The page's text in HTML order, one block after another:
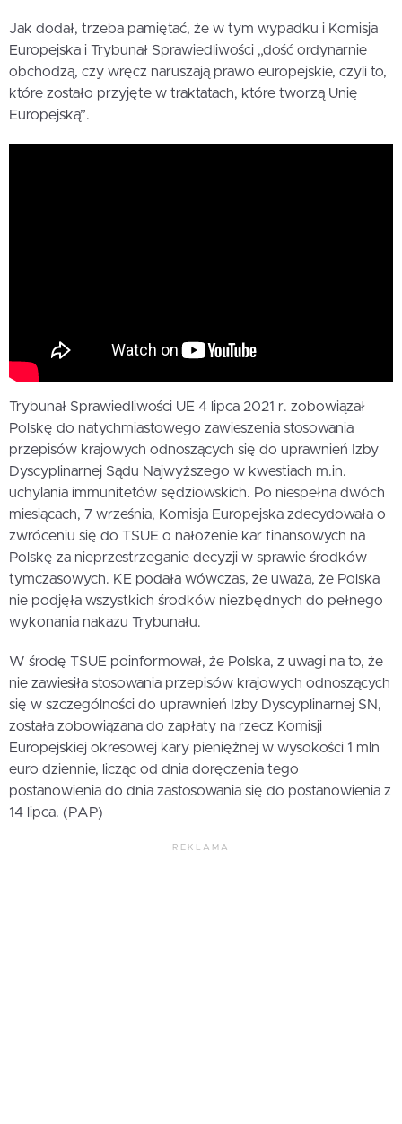
Jak dodał, trzeba pamiętać, że w tym wypadku i Komisja
Europejska i Trybunał Sprawiedliwości „dość ordynarnie
obchodzą, czy wręcz naruszają prawo europejskie, czyli to,
które zostało przyjęte w traktatach, które tworzą Unię
Europejską”.
Trybunał Sprawiedliwości UE 4 lipca 2021 r. zobowiązał
Polskę do natychmiastowego zawieszenia stosowania
przepisów krajowych odnoszących się do uprawnień Izby
Dyscyplinarnej Sądu Najwyższego w kwestiach m.in.
uchylania immunitetów sędziowskich. Po niespełna dwóch
miesiącach, 7 września, Komisja Europejska zdecydowała o
zwróceniu się do TSUE o nałożenie kar finansowych na
Polskę za nieprzestrzeganie decyzji w sprawie środków
tymczasowych. KE podała wówczas, że uważa, że Polska
nie podjęła wszystkich środków niezbędnych do pełnego
wykonania nakazu Trybunału.
W środę TSUE poinformował, że Polska, z uwagi na to, że
nie zawiesiła stosowania przepisów krajowych odnoszących
się w szczególności do uprawnień Izby Dyscyplinarnej SN,
została zobowiązana do zapłaty na rzecz Komisji
Europejskiej okresowej kary pieniężnej w wysokości 1 mln
euro dziennie, licząc od dnia doręczenia tego
postanowienia do dnia zastosowania się do postanowienia z
14 lipca. (PAP)
REKLAMA